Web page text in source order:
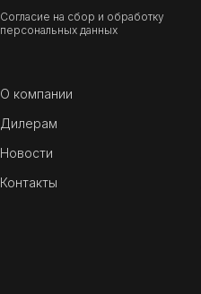
Согласие на сбор и обработку
персональных данных
О компании
Дилерам
Новости
Контакты